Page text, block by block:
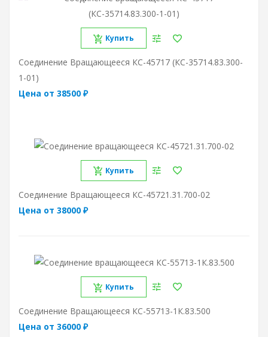
Купить
Соединение Вращающееся КС-45717 (КС-35714.83.300-
1-01)
Цена от 38500 ₽
Купить
Соединение Вращающееся КС-45721.31.700-02
Цена от 38000 ₽
Купить
Соединение Вращающееся КС-55713-1К.83.500
Цена от 36000 ₽